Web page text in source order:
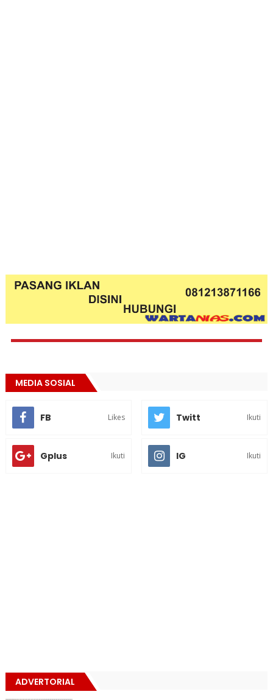
MEDIA SOSIAL
FB Likes Twitt Ikuti
Gplus Ikuti IG Ikuti
ADVERTORIAL